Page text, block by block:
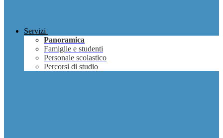
Servizi
Panoramica
Famiglie e studenti
Personale scolastico
Percorsi di studio